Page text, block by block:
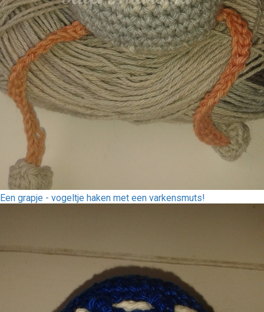
Een grapje - vogeltje haken met een varkensmuts!